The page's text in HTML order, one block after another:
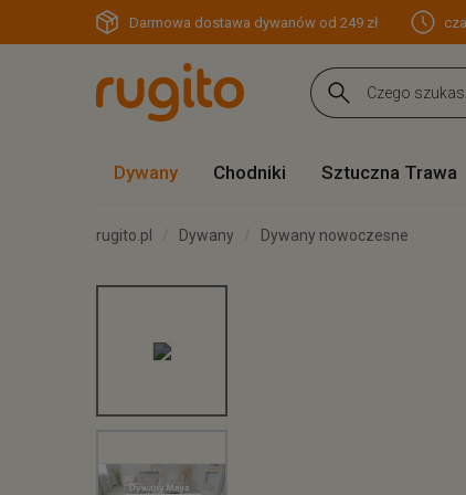
Darmowa dostawa dywanów od 249 zł
Dywany Chodniki Sztuczna Trawa
rugito.pl Dywany
Dywany nowoczesne